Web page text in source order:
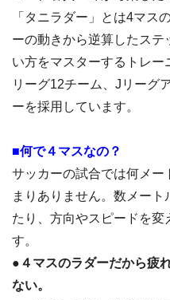
「タニラダー」とは4マス
ーの動きから逆算したス
い方をマスターするトレ
リーグ12チーム、Jリーグ
ーを採用しています。
■何で４マスなの？
サッカーの試合では何メー
まりありません。数メー
たり、方向やスピードを変
す。
● ４マスのラダーだから疲
ない。